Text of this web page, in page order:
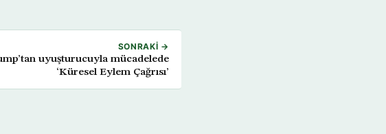
SONRAKI →
uyuşturucuyla mücadelede
‘Küresel Eylem Çağrısı’